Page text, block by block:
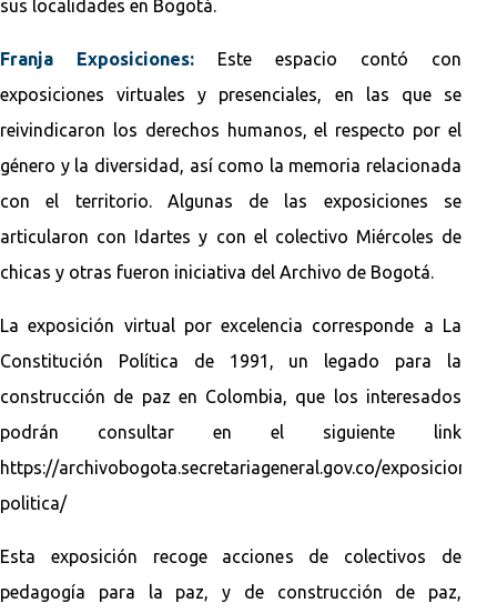
sus localidades en Bogotá.
Franja Exposiciones: Este espacio contó con
exposiciones virtuales y presenciales, en las que se
reivindicaron los derechos humanos, el respecto por el
género y la diversidad, así como la memoria relacionada
con el territorio. Algunas de las exposiciones se
articularon con Idartes y con el colectivo Miércoles de
chicas y otras fueron iniciativa del Archivo de Bogotá.
La exposición virtual por excelencia corresponde a La
Constitución Política de 1991, un legado para la
construcción de paz en Colombia, que los interesados
podrán consultar en el siguiente link
https://archivobogota.secretariageneral.gov.co/
politica/
Esta exposición recoge acciones de colectivos de
pedagogía para la paz, y de construcción de paz,